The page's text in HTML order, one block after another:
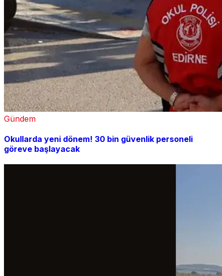
Gündem
Okullarda yeni dönem! 30 bin güvenlik personeli
göreve başlayacak